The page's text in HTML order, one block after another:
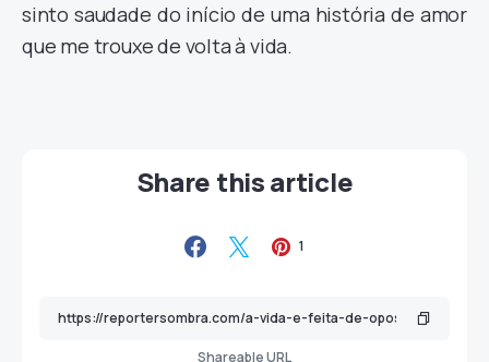
sinto saudade do início de uma história de amor
que me trouxe de volta à vida.
Share this article
1
Shareable URL